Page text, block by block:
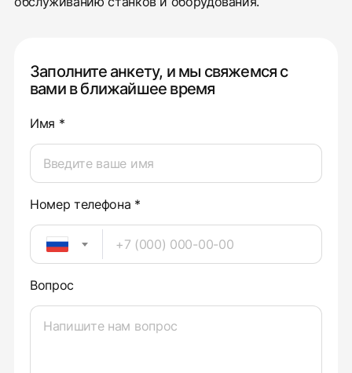
Заполните анкету, и мы свяжемся с
вами в ближайшее время
Имя *
Номер телефона *
Вопрос